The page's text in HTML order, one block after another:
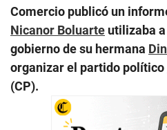
Comercio publicó un
Nicanor Boluarte utilizaba
gobierno de su hermana
organizar el partido político
(CP).